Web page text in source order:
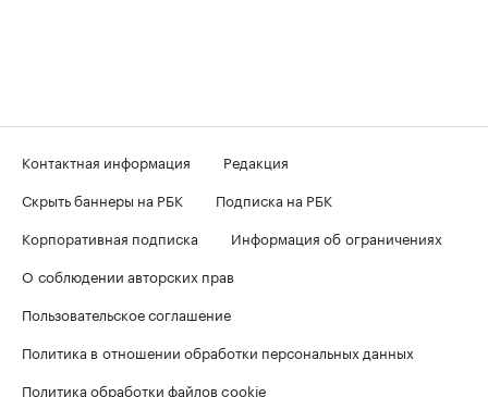
Контактная информация
Редакция
Скрыть баннеры на РБК
Подписка на РБК
Корпоративная подписка
Информация об ограничениях
О соблюдении авторских прав
Пользовательское соглашение
Политика в отношении обработки персональных данных
Политика обработки файлов cookie